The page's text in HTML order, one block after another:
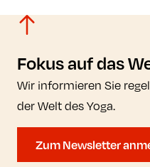
Fokus auf das
Wir informieren Sie
der Welt des Yoga.
Zum Newsletter